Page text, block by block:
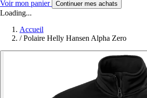
Voir mon panier Continuer mes achats
Loading...
Accueil
/ Polaire Helly Hansen Alpha Zero